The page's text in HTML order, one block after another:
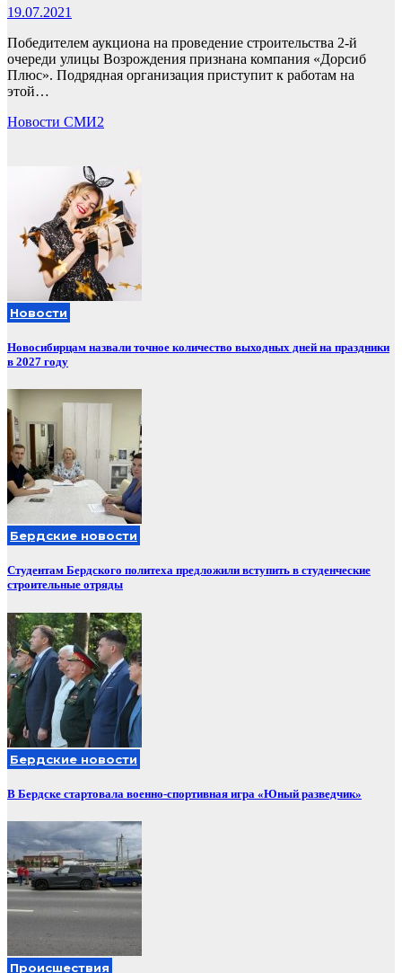
19.07.2021
Победителем аукциона на проведение строительства 2-й
очереди улицы Возрождения признана компания «Дорсиб
Плюс». Подрядная организация приступит к работам на
этой…
Новости СМИ2
Новости
Новосибирцам назвали точное количество выходных дней на праздники
в 2027 году
Бердские новости
Студентам Бердского политеха предложили вступить в студенческие
строительные отряды
Бердские новости
В Бердске стартовала военно-спортивная игра «Юный разведчик»
Происшествия